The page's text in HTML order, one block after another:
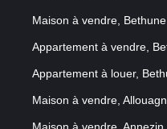
Maison à vendre, Bethune
Appartement à vendre,
Appartement à louer,
Maison à vendre,